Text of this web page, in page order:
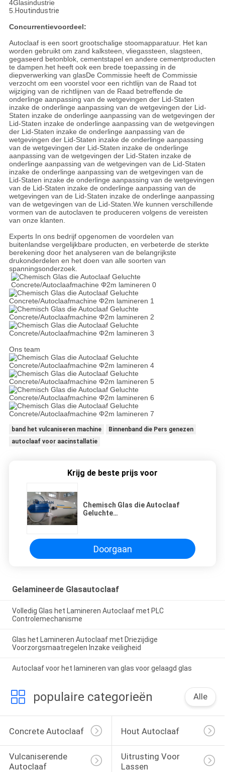
4Glasindustrie
5.Houtindustrie
Concurrentievoordeel:
Autoclaaf is een soort grootschalige stoomapparatuur. Het kan
worden gebruikt om zand kalksteen, vliegassteen, slagsteen,
gegaseerd betonblok, cementstapel en andere cementproducten
te dampen.het heeft ook een brede toepassing in de
diepverwerking van glasDe Commissie heeft de Commissie
verzocht om een voorstel voor een richtlijn van de Raad tot
wijziging van de richtlijnen van de Raad betreffende de
onderlinge aanpassing van de wetgevingen der Lid-Staten
inzake de onderlinge aanpassing van de wetgevingen der Lid-
Staten inzake de onderlinge aanpassing van de wetgevingen der
Lid-Staten inzake de onderlinge aanpassing van de wetgevingen
der Lid-Staten inzake de onderlinge aanpassing van de
wetgevingen der Lid-Staten inzake de onderlinge aanpassing
van de wetgevingen der Lid-Staten inzake de onderlinge
aanpassing van de wetgevingen der Lid-Staten inzake de
onderlinge aanpassing van de wetgevingen van de Lid-Staten
inzake de onderlinge aanpassing van de wetgevingen van de
Lid-Staten inzake de onderlinge aanpassing van de wetgevingen
van de Lid-Staten inzake de onderlinge aanpassing van de
wetgevingen van de Lid-Staten inzake de onderlinge aanpassing
van de wetgevingen van de Lid-Staten.We kunnen verschillende
vormen van de autoclaven te produceren volgens de vereisten
van onze klanten.
Experts In ons bedrijf opgenomen de voordelen van
buitenlandse vergelijkbare producten, en verbeterde de sterkte
berekening door het analyseren van de belangrijkste
drukonderdelen en het doen van alle soorten van
spanningsonderzoek.
Ons team
band het vulcaniseren machine
Binnenband die Pers genezen
autoclaaf voor aacinstallatie
Krijg de beste prijs voor
Chemisch Glas die Autoclaaf
Geluchte
Doorgaan
Gelamineerde Glasautoclaaf
Volledig Glas het Lamineren Autoclaaf met PLC
Controlemechanisme
Glas het Lamineren Autoclaaf met Driezijdige
Voorzorgsmaatregelen Inzake veiligheid
Autoclaaf voor het lamineren van glas voor gelaagd glas
populaire categorieën Alle
Concrete Autoclaaf Hout Autoclaaf
Vulcaniserende
Autoclaaf
Uitrusting Voor
Lassen